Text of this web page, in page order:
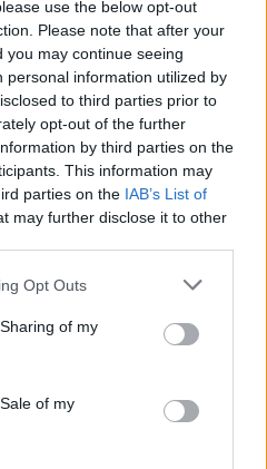
use the below opt-out
Please note that after your
may continue seeing
personal information utilized by
to third parties prior to
opt-out of the further
by third parties on the
This information may
parties on the IAB’s List of
may further disclose it to other
Opt Outs
of my
of my
η αντιπαράθεση για
συνοριακούς
η παρουσίαση του
της ΕΛ.Α.Σ. στη
Αυγούστου – Πάνω από
σήμερα από τα
μετά τις πυρκαγιές
πριν από τις